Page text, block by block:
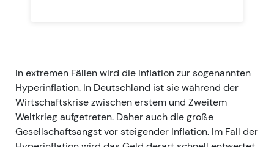
In extremen Fällen wird die Inflation zur sogenannten
Hyperinflation. In Deutschland ist sie während der
Wirtschaftskrise zwischen erstem und Zweitem
Weltkrieg aufgetreten. Daher auch die große
Gesellschaftsangst vor steigender Inflation. Im Fall der